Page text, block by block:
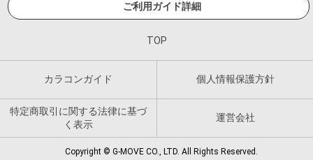
ご利用ガイド詳細
TOP
カラコンガイド 個人情報保護方針
特定商取引に関する法律に基づ
く表示
運営会社
Copyright © G-MOVE CO., LTD. All Rights Reserved.